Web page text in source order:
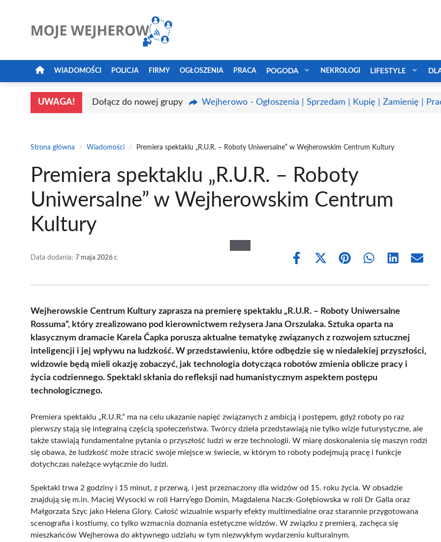
WIADOMOŚCI POLICJA FIRMY OGŁOSZENIA PRACA POGODA NEKROLOGI LIFESTYLE
UWAGA! Dołącz do nowej grupy Wejherowo - Ogłoszenia | Sprzedam | Kupię | Zamienię |
Strona główna / Wiadomości / Premiera spektaklu „R.U.R. – Roboty Uniwersalne” w Wejherowskim Centrum Kultury
Premiera spektaklu „R.U.R. – Roboty
Uniwersalne” w Wejherowskim Centrum
Kultury
Data dodania: 7 maja 2026 r.
Share
Share
(Twitter)
Share Share Share Share
Wejherowskie Centrum Kultury zaprasza na premierę spektaklu „R.U.R. – Roboty Uniwersalne
Rossuma”, który zrealizowano pod kierownictwem reżysera Jana Orszulaka. Sztuka oparta na
klasycznym dramacie Karela Čapka porusza aktualne tematykę związanych z rozwojem sztucznej
inteligencji i jej wpływu na ludzkość. W przedstawieniu, które odbędzie się w niedalekiej przyszłości,
widzowie będą mieli okazję zobaczyć, jak technologia dotycząca robotów zmienia oblicze pracy i
życia codziennego. Spektakl skłania do refleksji nad humanistycznym aspektem postępu
technologicznego.
Premiera spektaklu „R.U.R.” ma na celu ukazanie napięć związanych z ambicją i postępem, gdyż roboty po raz
pierwszy stają się integralną częścią społeczeństwa. Twórcy dzieła przedstawiają nie tylko wizje futurystyczne, ale
także stawiają fundamentalne pytania o przyszłość ludzi w erze technologii. W miarę doskonalenia się maszyn rodzi
się obawa, że ludzkość może stracić swoje miejsce w świecie, w którym to roboty podejmują pracę i funkcje
dotychczas należące wyłącznie do ludzi.
Spektakl trwa 2 godziny i 15 minut, z przerwą, i jest przeznaczony dla widzów od 15. roku życia. W obsadzie
znajdują się m.in. Maciej Wysocki w roli Harry’ego Domin, Magdalena Naczk-Gołębiowska w roli Dr Galla oraz
Małgorzata Szyc jako Helena Glory. Całość wizualnie wsparły efekty multimedialne oraz starannie przygotowana
scenografia i kostiumy, co tylko wzmacnia doznania estetyczne widzów. W związku z premierą, zachęca się
mieszkańców Wejherowa do aktywnego udziału w tym niezwykłym wydarzeniu kulturalnym.